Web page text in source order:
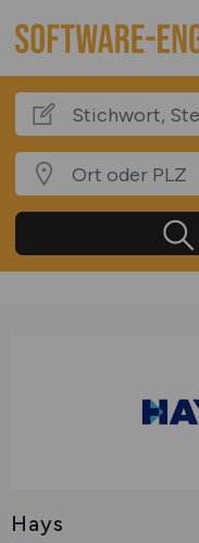
Hays